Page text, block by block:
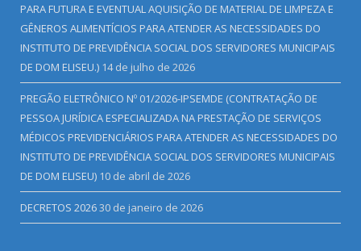
PARA FUTURA E EVENTUAL AQUISIÇÃO DE MATERIAL DE LIMPEZA E
GÊNEROS ALIMENTÍCIOS PARA ATENDER AS NECESSIDADES DO
INSTITUTO DE PREVIDÊNCIA SOCIAL DOS SERVIDORES MUNICIPAIS
DE DOM ELISEU.) 14 de julho de 2026
PREGÃO ELETRÔNICO Nº 01/2026-IPSEMDE (CONTRATAÇÃO DE
PESSOA JURÍDICA ESPECIALIZADA NA PRESTAÇÃO DE SERVIÇOS
MÉDICOS PREVIDENCIÁRIOS PARA ATENDER AS NECESSIDADES DO
INSTITUTO DE PREVIDÊNCIA SOCIAL DOS SERVIDORES MUNICIPAIS
DE DOM ELISEU) 10 de abril de 2026
DECRETOS 202630 de janeiro de 2026